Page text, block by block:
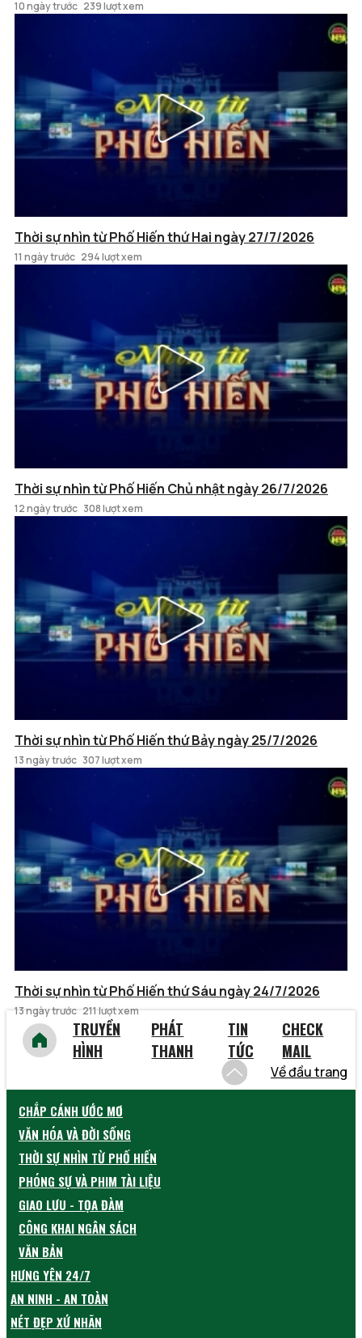
10 ngày trước 239 lượt xem
Thời sự nhìn từ Phố Hiến thứ Hai ngày 27/7/2026
11 ngày trước 294 lượt xem
Thời sự nhìn từ Phố Hiến Chủ nhật ngày 26/7/2026
12 ngày trước 308 lượt xem
Thời sự nhìn từ Phố Hiến thứ Bảy ngày 25/7/2026
13 ngày trước 307 lượt xem
Thời sự nhìn từ Phố Hiến thứ Sáu ngày 24/7/2026
13 ngày trước 211 lượt xem
TRUYỀN
HÌNH
PHÁT
THANH
TIN
TỨC
CHECK
MAIL
Về đầu trang
CHẮP CÁNH ƯỚC MƠ
VĂN HÓA VÀ ĐỜI SỐNG
THỜI SỰ NHÌN TỪ PHỐ HIẾN
PHÓNG SỰ VÀ PHIM TÀI LIỆU
GIAO LƯU - TỌA ĐÀM
CÔNG KHAI NGÂN SÁCH
VĂN BẢN
HƯNG YÊN 24/7
AN NINH - AN TOÀN
NÉT ĐẸP XỨ NHÃN